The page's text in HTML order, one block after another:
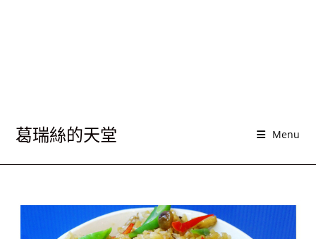
葛瑞絲的天堂 Menu